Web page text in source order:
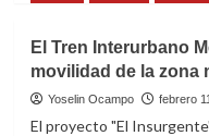
horas
vuelo
de
las
manzanas
El Tren Interurbano
movilidad de la zona
Yoselin Ocampo febrero
El proyecto "El